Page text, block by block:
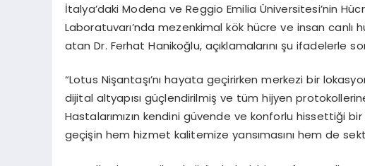
İtalya’daki Modena ve Reggio Emilia Üniversitesi’nin
Laboratuvarı’nda mezenkimal kök hücre ve insan canlı
atan Dr. Ferhat Hanikoğlu, açıklamalarını şu ifadelerle
“Lotus Nişantaşı’nı hayata geçirirken merkezi bir
dijital altyapısı güçlendirilmiş ve tüm hijyen
Hastalarımızın kendini güvende ve konforlu hissettiği
geçişin hem hizmet kalitemize yansımasını hem de